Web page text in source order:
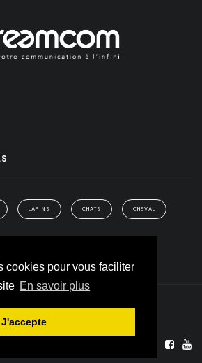
cookies pour vous faciliter
En savoir plus
J'accepte
LAPINS CHATS CHEVAL
Accueil
CRÉATION